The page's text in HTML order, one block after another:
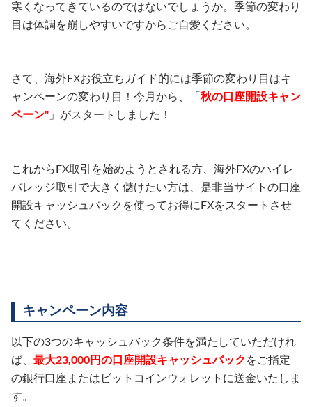
寒くなってきているのではないでしょうか。季節の変わり
目は体調を崩しやすいですからご自愛ください。
さて、海外FXお役立ちガイド的には季節の変わり目はキ
ャンペーンの変わり目！今月から、「 秋の口座開設キャン
ペーン" 」がスタートしました！
これからFX取引を始めようとされる方、海外FXのハイレ
バレッジ取引で大きく儲けたい方は、是非当サイトの口座
開設キャッシュバックを使ってお得にFXをスタートさせ
てください。
キャンペーン内容
以下の3つのキャッシュバック条件を満たしていただけれ
ば、 最大23,000円の口座開設キャッシュバック をご指定
の銀行口座またはビットコインウォレットに送金いたしま
す。